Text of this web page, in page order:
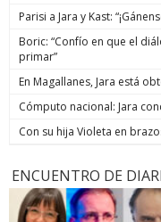
Parisi a Jara y Kast:
Boric: “Confío en que el
primar”
En Magallanes, Jara está
Cómputo nacional: Jara
Con su hija Violeta en
ENCUENTRO DE